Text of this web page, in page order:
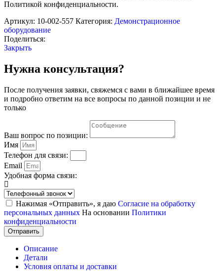
Политикой конфиденциальности.
Артикул: 10-002-557 Категория: Демонстрационное
оборудование
Поделиться:
Закрыть
Нужна консультация?
После получения заявки, свяжемся с вами в ближайшее время
и подробно ответим на все вопросы по данной позиции и не
только
Ваш вопрос по позиции:
Имя
Телефон для связи:
Email
Удобная форма связи:
Нажимая «Отправить», я даю Согласие на обработку
персональных данных На основании Политики
конфиденциальности
Отправить
Описание
Детали
Условия оплаты и доставки